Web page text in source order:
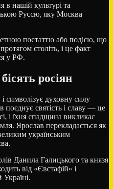
в нашій культурі та
Руссю, яку Москва
постаттю або подією, що
століть, і це факт
у РФ.
росіян
символізує духовну силу
поєднує святість і славу — це
і їхня спадщина викликає
Ярослав перекладається як
українським
Данила Галицького та князя
від «Євстафій» і
Україні.